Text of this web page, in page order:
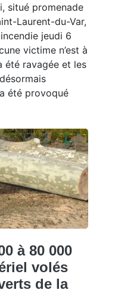
situé promenade
Laurent-du-Var,
jeudi 6
victime n’est à
été ravagée et les
été provoqué
à 80 000
volés
de la